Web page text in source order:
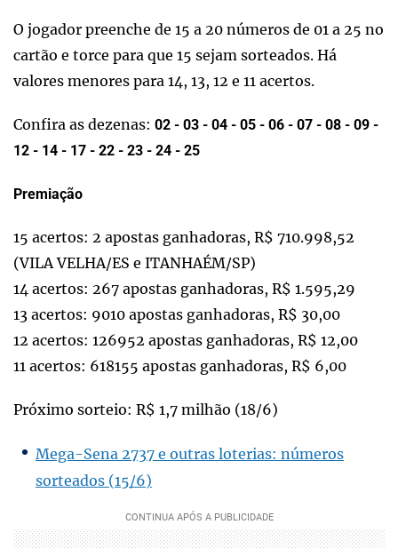
O jogador preenche de 15 a 20 números de 01 a 25 no
cartão e torce para que 15 sejam sorteados. Há
valores menores para 14, 13, 12 e 11 acertos.
Confira as dezenas: 02 - 03 - 04 - 05 - 06 - 07 - 08 - 09 -
12 - 14 - 17 - 22 - 23 - 24 - 25
Premiação
15 acertos: 2 apostas ganhadoras, R$ 710.998,52
(VILA VELHA/ES e ITANHAÉM/SP)
14 acertos: 267 apostas ganhadoras, R$ 1.595,29
13 acertos: 9010 apostas ganhadoras, R$ 30,00
12 acertos: 126952 apostas ganhadoras, R$ 12,00
11 acertos: 618155 apostas ganhadoras, R$ 6,00
Próximo sorteio: R$ 1,7 milhão (18/6)
Mega-Sena 2737 e outras loterias: números
sorteados (15/6)